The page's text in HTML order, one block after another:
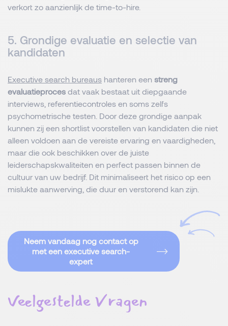
verkort zo aanzienlijk de time-to-hire.
5. Grondige evaluatie en selectie van
kandidaten
Executive search bureaus hanteren een streng
evaluatieproces dat vaak bestaat uit diepgaande
interviews, referentiecontroles en soms zelfs
psychometrische testen. Door deze grondige aanpak
kunnen zij een shortlist voorstellen van kandidaten die niet
alleen voldoen aan de vereiste ervaring en vaardigheden,
maar die ook beschikken over de juiste
leiderschapskwaliteiten en perfect passen binnen de
cultuur van uw bedrijf. Dit minimaliseert het risico op een
mislukte aanwerving, die duur en verstorend kan zijn.
Neem vandaag nog contact op
met een executive search-
expert
Veelgestelde Vragen